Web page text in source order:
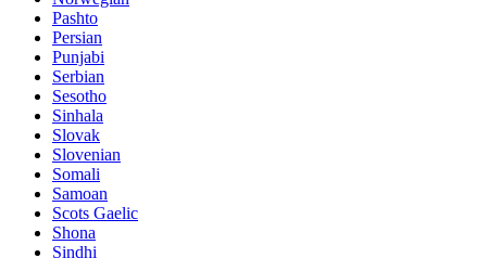
Pashto
Persian
Punjabi
Serbian
Sesotho
Sinhala
Slovak
Slovenian
Somali
Samoan
Scots Gaelic
Shona
Sindhi